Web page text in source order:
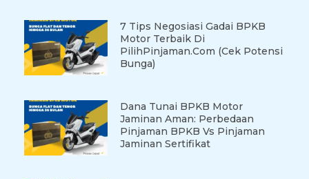
7 Tips Negosiasi Gadai BPKB
Motor Terbaik Di
PilihPinjaman.com (Cek Potensi
Bunga)
Dana Tunai BPKB Motor
Jaminan Aman: Perbedaan
Pinjaman BPKB Vs Pinjaman
Jaminan Sertifikat